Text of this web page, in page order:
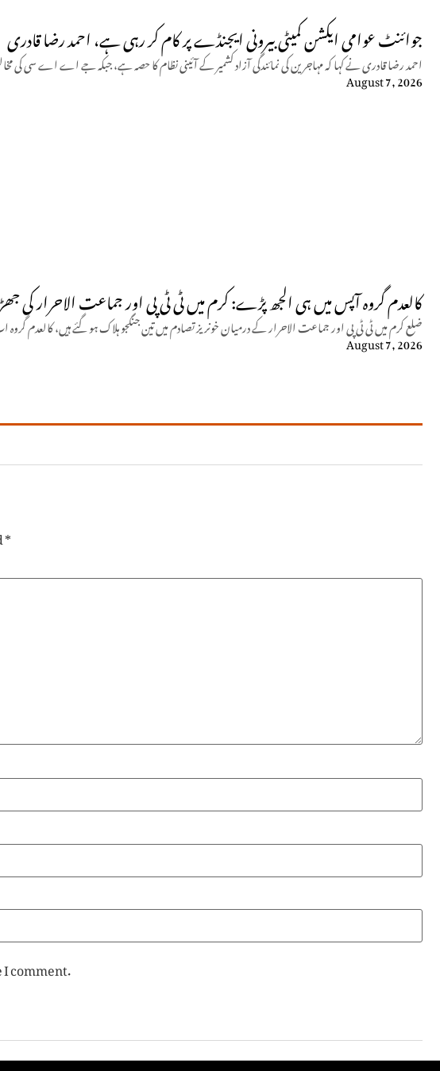
جوائنٹ عوامی ایکشن کمیٹی بیرونی ایجنڈے پر کام کر رہی ہے، احمد رضا قادری
احمد رضا قادری نے کہا کہ مہاجرین کی نمائندگی آزاد کشمیر کے آئینی نظام کا حصہ ہے، جبکہ جے اے اے سی
August 7, 2026
کالعدم گروہ آپس میں ہی الجھ پڑے: کرم میں ٹی ٹی پی اور جماعت الاحرار کی جھڑپ میں 3
ضلع کرم میں ٹی ٹی پی اور جماعت الاحرار کے درمیان خونریز تصادم میں تین جنگجو ہلاک ہو گئے ہیں، کالعدم
August 7, 2026
*
comment.